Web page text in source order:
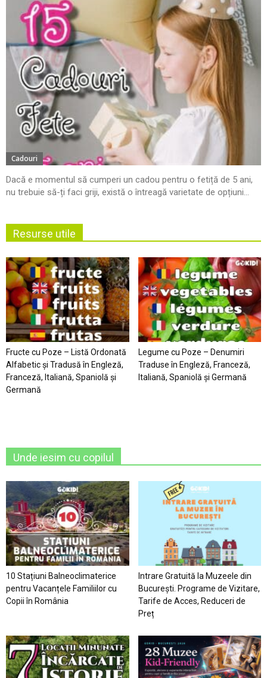
Cadouri
Dacă e momentul să cumperi un cadou pentru o fetiță de 5 ani,
nu trebuie să-ți faci griji, există o întreagă varietate de opțiuni...
Resurse utile
Fructe cu Poze – Listă Ordonată
Alfabetic şi Tradusă în Engleză,
Franceză, Italiană, Spaniolă şi
Germană
Legume cu Poze – Denumiri
Traduse în Engleză, Franceză,
Italiană, Spaniolă şi Germană
Unde iesim cu copilul
10 Stațiuni Balneoclimaterice
pentru Vacanțele Familiilor cu
Copii în România
Intrare Gratuită la Muzeele din
București. Programe de Vizitare,
Tarife de Acces, Reduceri de
Preț